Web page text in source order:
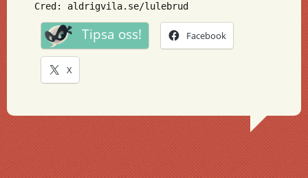
Cred: aldrigvila.se/lulebrud
Tipsa oss! Facebook
X